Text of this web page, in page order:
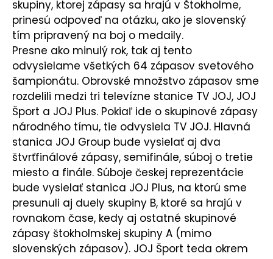
skupiny, ktorej zápasy sa hrajú v Štokholme,
prinesú odpoveď na otázku, ako je slovenský
tím pripravený na boj o medaily.
Presne ako minulý rok, tak aj tento
odvysielame všetkých 64 zápasov svetového
šampionátu. Obrovské množstvo zápasov sme
rozdelili medzi tri televízne stanice TV JOJ, JOJ
Šport a JOJ Plus. Pokiaľ ide o skupinové zápasy
národného tímu, tie odvysiela TV JOJ. Hlavná
stanica JOJ Group bude vysielať aj dva
štvrťfinálové zápasy, semifinále, súboj o tretie
miesto a finále. Súboje českej reprezentácie
bude vysielať stanica JOJ Plus, na ktorú sme
presunuli aj duely skupiny B, ktoré sa hrajú v
rovnakom čase, kedy aj ostatné skupinové
zápasy štokholmskej skupiny A (mimo
slovenských zápasov). JOJ Šport teda okrem